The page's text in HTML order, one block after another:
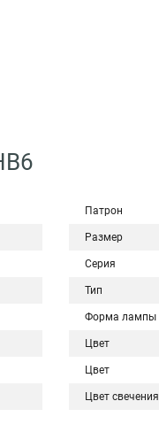
Патрон
Размер
Серия
Тип
Форма лампы
Цвет
Цвет
Цвет свечения